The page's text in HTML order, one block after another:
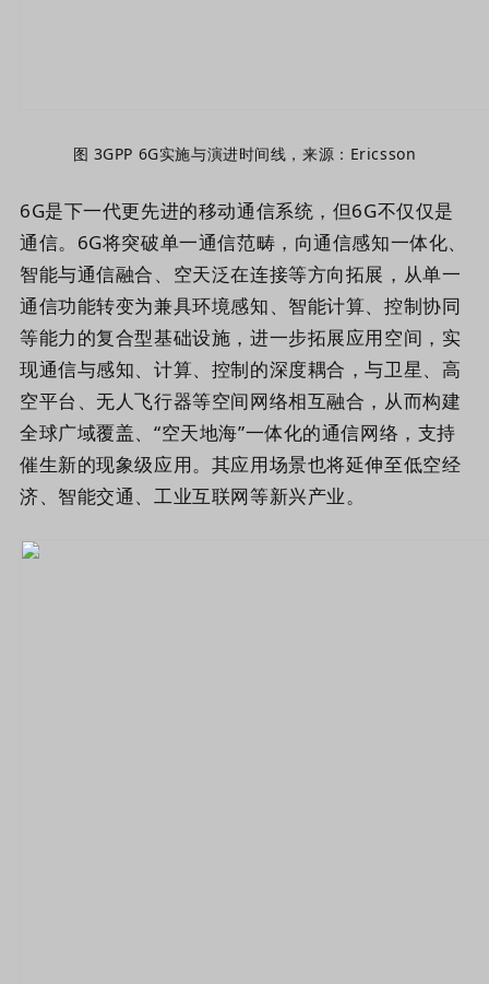
图 3GPP 6G实施与演进时间线，来源：Ericsson
6G是下一代更先进的移动通信系统，但6G不仅仅是
通信。6G将突破单一通信范畴，向通信感知一体化、
智能与通信融合、空天泛在连接等方向拓展，从单一
通信功能转变为兼具环境感知、智能计算、控制协同
等能力的复合型基础设施，进一步拓展应用空间，实
现通信与感知、计算、控制的深度耦合，与卫星、高
空平台、无人飞行器等空间网络相互融合，从而构建
全球广域覆盖、“空天地海”一体化的通信网络，支持
催生新的现象级应用。其应用场景也将延伸至低空经
济、智能交通、工业互联网等新兴产业。